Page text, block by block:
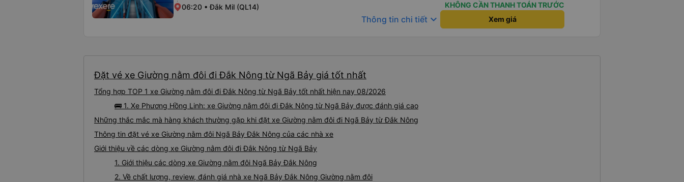
06:20 • Đắk Mil (QL14)
KHÔNG CẦN THANH TOÁN TRƯỚC
Thông tin chi tiết keyboard_arrow_down Xem giá
Đặt vé xe Giường nằm đôi đi Đắk Nông từ Ngã Bảy giá tốt nhất
Tổng hợp TOP 1 xe Giường nằm đôi đi Đắk Nông từ Ngã Bảy tốt nhất hiện nay 08/2026
🚌 1. Xe Phương Hồng Linh: xe Giường nằm đôi đi Đắk Nông từ Ngã Bảy được đánh giá cao
Những thắc mắc mà hàng khách thường gặp khi đặt xe Giường nằm đôi đi Ngã Bảy từ Đắk Nông
Thông tin đặt vé xe Giường nằm đôi Ngã Bảy Đắk Nông của các nhà xe
Giới thiệu về các dòng xe Giường nằm đôi đi Đắk Nông từ Ngã Bảy
1. Giới thiệu các dòng xe Giường nằm đôi Ngã Bảy Đắk Nông
2. Về chất lượng, review, đánh giá nhà xe Ngã Bảy Đắk Nông Giường nằm đôi